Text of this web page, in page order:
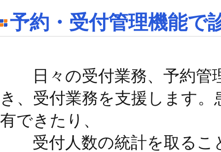
予約・受付管理機能で
日々の受付業務、予約管
き、受付業務を支援します
有できたり、
受付人数の統計を取るこ